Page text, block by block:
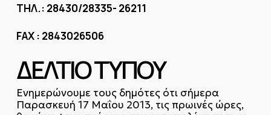
TΗΛ.: 28430/28335- 26211
FAX : 2843026506
ΔΕΛΤΙΟ ΤΥΠΟΥ
Ενημερώνουμε τους δημότες ότι σήμερα
Παρασκευή 17 Μαΐου 2013, τις πρωινές ώρες,